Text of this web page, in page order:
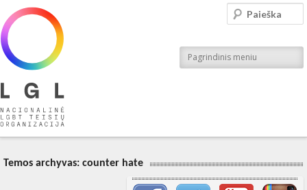
Nacionalinė LGBT teisių organizacija
Pagrindinis meniu
Paieška
Temos archyvas: counter hate
Svarbių įrašų meniu